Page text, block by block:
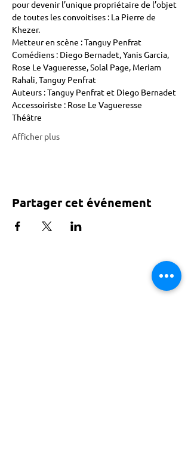
pour devenir l’unique propriétaire de l’objet
de toutes les convoitises : La Pierre de
Khezer.
Metteur en scène : Tanguy Penfrat
Comédiens : Diego Bernadet, Yanis Garcia,
Rose Le Vagueresse, Solal Page, Meriam
Rahali, Tanguy Penfrat
Auteurs : Tanguy Penfrat et Diego Bernadet
Accessoiriste : Rose Le Vagueresse
Théâtre
Afficher plus
Partager cet événement